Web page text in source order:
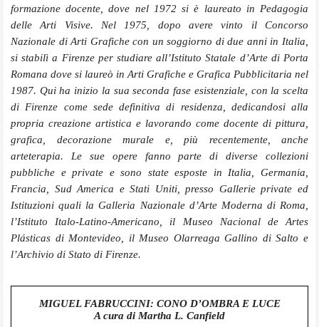
formazione docente, dove nel 1972 si è laureato in Pedagogia
delle Arti Visive. Nel 1975, dopo avere vinto il Concorso
Nazionale di Arti Grafiche con un soggiorno di due anni in Italia,
si stabilì a Firenze per studiare all’Istituto Statale d’Arte di Porta
Romana dove si laureò in Arti Grafiche e Grafica Pubblicitaria nel
1987. Qui ha inizio la sua seconda fase esistenziale, con la scelta
di Firenze come sede definitiva di residenza, dedicandosi alla
propria creazione artistica e lavorando come docente di pittura,
grafica, decorazione murale e, più recentemente, anche
arteterapia. Le sue opere fanno parte di diverse collezioni
pubbliche e private e sono state esposte in Italia, Germania,
Francia, Sud America e Stati Uniti, presso Gallerie private ed
Istituzioni quali la Galleria Nazionale d’Arte Moderna di Roma,
l’Istituto Italo-Latino-Americano, il Museo Nacional de Artes
Plásticas di Montevideo, il Museo Olarreaga Gallino di Salto e
l’Archivio di Stato di Firenze.
MIGUEL FABRUCCINI: CONO D’OMBRA E LUCE
A cura di Martha L. Canfield